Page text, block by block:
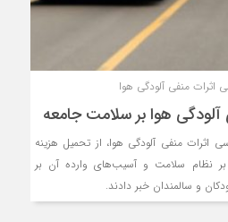
منفی آلودگی هوا
اثرات منفی آلودگی هوا، از تحمیل هزینه
بر نظام سلامت و آسیب‌های وارده آن بر
و سالمندان خبر دادند.